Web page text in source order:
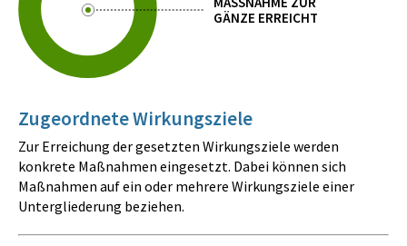
GÄNZE ERREICHT
Zugeordnete Wirkungsziele
Zur Erreichung der gesetzten Wirkungsziele werden
konkrete Maßnahmen eingesetzt. Dabei können sich
Maßnahmen auf ein oder mehrere Wirkungsziele einer
Untergliederung beziehen.